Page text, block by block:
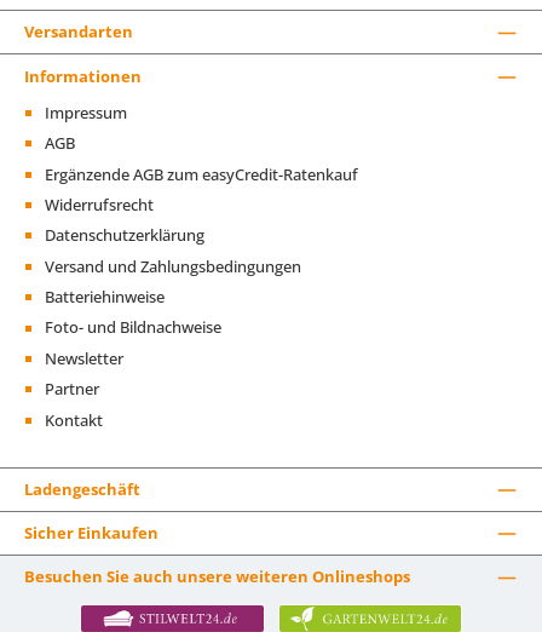
Versandarten
Informationen
Impressum
AGB
Ergänzende AGB zum easyCredit-Ratenkauf
Widerrufsrecht
Datenschutzerklärung
Versand und Zahlungsbedingungen
Batteriehinweise
Foto- und Bildnachweise
Newsletter
Partner
Kontakt
Ladengeschäft
Sicher Einkaufen
Besuchen Sie auch unsere weiteren Onlineshops